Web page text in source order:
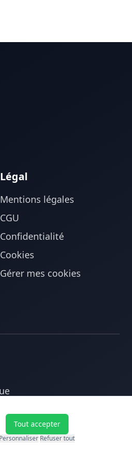
Tout accepter
Personnaliser·Refuser tout
Légal
Mentions légales
CGU
Confidentialité
Cookies
Gérer mes cookies
de confidentialité